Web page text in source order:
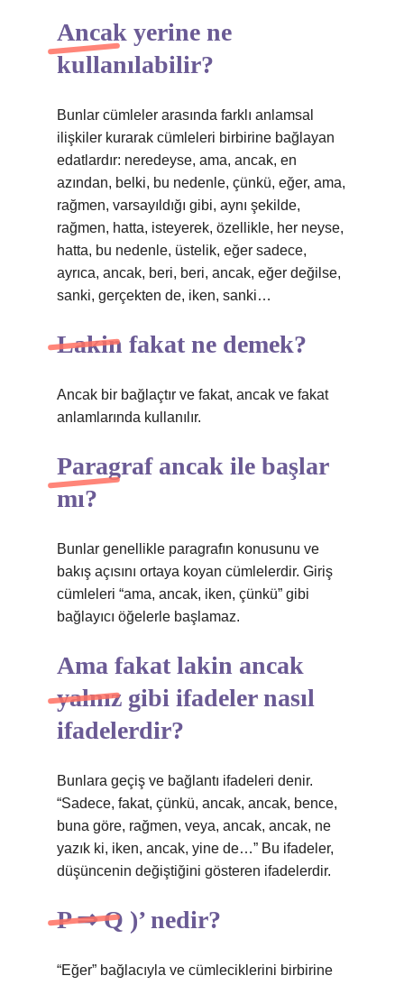
Ancak yerine ne
kullanılabilir?
Bunlar cümleler arasında farklı anlamsal
ilişkiler kurarak cümleleri birbirine bağlayan
edatlardır: neredeyse, ama, ancak, en
azından, belki, bu nedenle, çünkü, eğer, ama,
rağmen, varsayıldığı gibi, aynı şekilde,
rağmen, hatta, isteyerek, özellikle, her neyse,
hatta, bu nedenle, üstelik, eğer sadece,
ayrıca, ancak, beri, beri, ancak, eğer değilse,
sanki, gerçekten de, iken, sanki…
Lakin fakat ne demek?
Ancak bir bağlaçtır ve fakat, ancak ve fakat
anlamlarında kullanılır.
Paragraf ancak ile başlar
mı?
Bunlar genellikle paragrafın konusunu ve
bakış açısını ortaya koyan cümlelerdir. Giriş
cümleleri “ama, ancak, iken, çünkü” gibi
bağlayıcı öğelerle başlamaz.
Ama fakat lakin ancak
yalnız gibi ifadeler nasıl
ifadelerdir?
Bunlara geçiş ve bağlantı ifadeleri denir.
“Sadece, fakat, çünkü, ancak, ancak, bence,
buna göre, rağmen, veya, ancak, ancak, ne
yazık ki, iken, ancak, yine de…” Bu ifadeler,
düşüncenin değiştiğini gösteren ifadelerdir.
P ⇒ Q )’ nedir?
“Eğer” bağlacıyla ve cümleciklerini birbirine